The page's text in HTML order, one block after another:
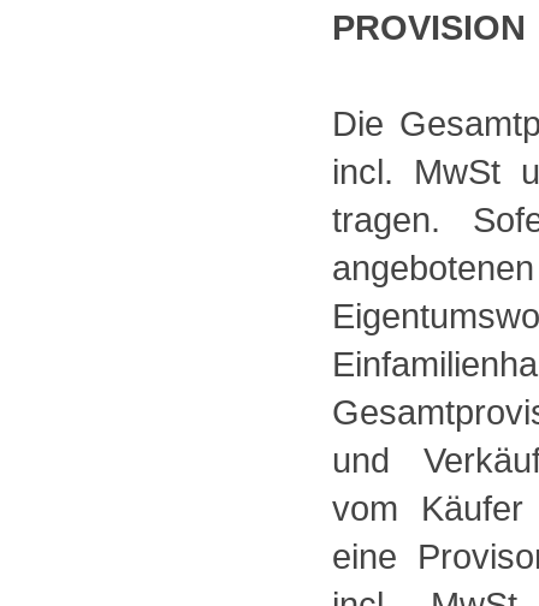
PROVISION
Die
incl. MwSt
tragen.
und
vom Käufer
eine